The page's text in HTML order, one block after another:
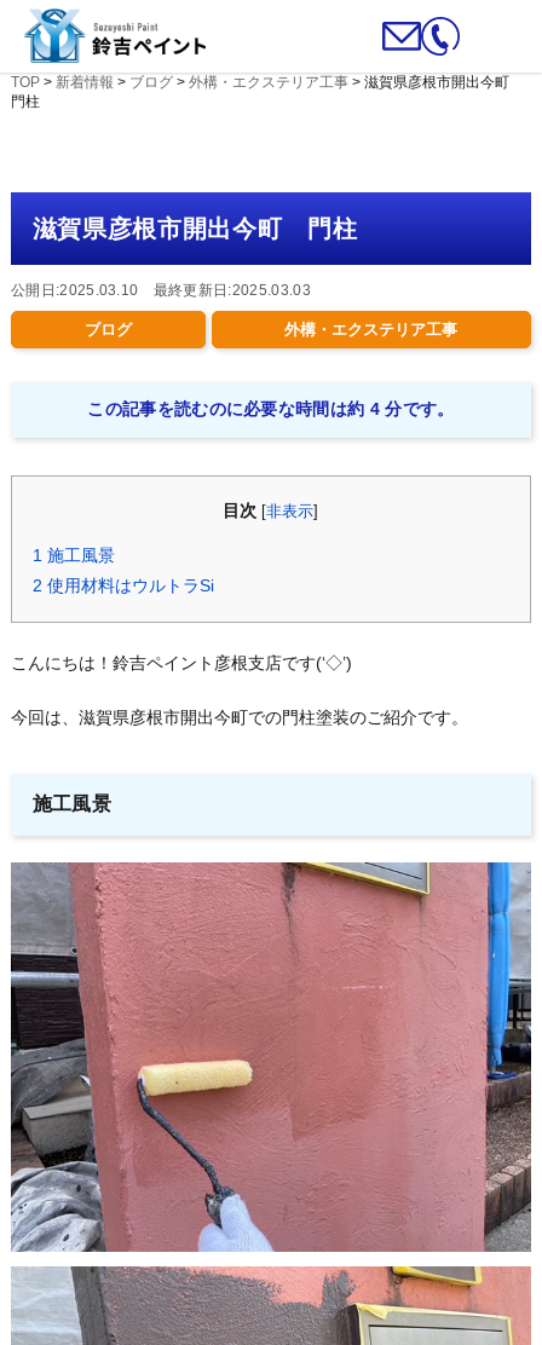
TOP> 新着情報 > ブログ> 外構・エクステリア工事> 滋賀県彦根市開出今町
門柱
滋賀県彦根市開出今町 門柱
公開日:2025.03.10 最終更新日:2025.03.03
ブログ 外構・エクステリア工事
この記事を読むのに必要な時間は約 4 分です。
目次 [非表示
1 施工風景
2 使用材料はウルトラSi
こんにちは！鈴吉ペイント彦根支店です(‘◇’)ゞ
今回は、滋賀県彦根市開出今町での門柱塗装のご紹介です。
施工風景